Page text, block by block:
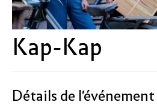
LE PROGRAMME
DÉTAIL DES ÉVÉNEMENTS
LA SAISON CULTURELLE
LE PROJET DE TERRITOIRE
Kap-Kap
Détails de l'événement